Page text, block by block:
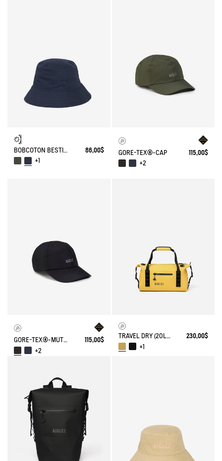
BOBCOTON BESTICKT UV-C®
86,00$
+1
GORE-TEX®-CAP
115,00$
+2
GORE-TEX®-MÜTZE
115,00$
+2
TRAVEL DRY (20L) - 100% WASSERDICHTE WOCHENENDTASCHE
230,00$
+1